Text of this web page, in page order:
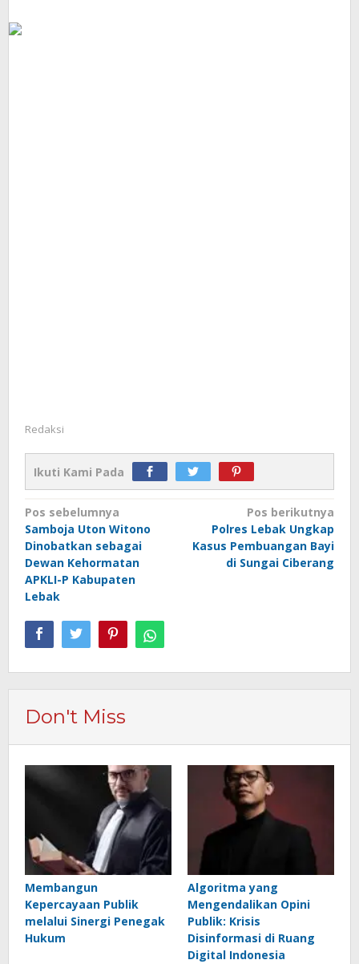
Redaksi
Ikuti Kami Pada
Navigasi
pos
Pos sebelumnya
Samboja Uton Witono
Dinobatkan sebagai
Dewan Kehormatan
APKLI-P Kabupaten
Lebak
Pos berikutnya
Polres Lebak Ungkap
Kasus Pembuangan Bayi
di Sungai Ciberang
Don't Miss
Membangun
Kepercayaan Publik
melalui Sinergi Penegak
Hukum
Algoritma yang
Mengendalikan Opini
Publik: Krisis
Disinformasi di Ruang
Digital Indonesia